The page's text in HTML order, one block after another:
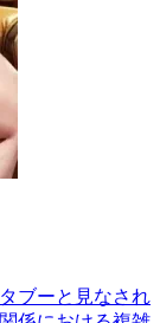
ブーと見なされ